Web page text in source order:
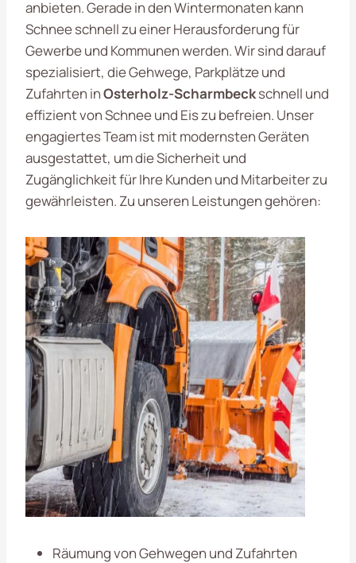
anbieten. Gerade in den Wintermonaten kann
Schnee schnell zu einer Herausforderung für
Gewerbe und Kommunen werden. Wir sind darauf
spezialisiert, die Gehwege, Parkplätze und
Zufahrten inOsterholz-Scharmbeckschnell und
effizient von Schnee und Eis zu befreien. Unser
engagiertes Team ist mit modernsten Geräten
ausgestattet, um die Sicherheit und
Zugänglichkeit für Ihre Kunden und Mitarbeiter zu
gewährleisten. Zu unseren Leistungen gehören:
Räumung von Gehwegen und Zufahrten